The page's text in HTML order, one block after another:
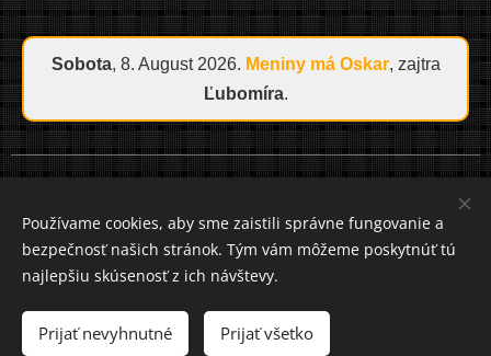
Sobota, 8. August 2026. Meniny má Oskar, zajtra
Ľubomíra.
Cookies
Jazyky
Čeština
Mena
EUR €
Používame cookies, aby sme zaistili správne fungovanie a
bezpečnosť našich stránok. Tým vám môžeme poskytnúť tú
najlepšiu skúsenosť z ich návštevy.
Prijať nevyhnutné Prijať všetko